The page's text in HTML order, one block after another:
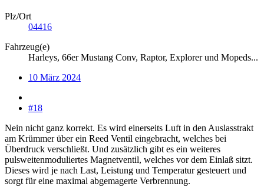
Plz/Ort
04416
Fahrzeug(e)
Harleys, 66er Mustang Conv, Raptor, Explorer und Mopeds...
10 März 2024
#18
Nein nicht ganz korrekt. Es wird einerseits Luft in den Auslasstrakt
am Krümmer über ein Reed Ventil eingebracht, welches bei
Überdruck verschließt. Und zusätzlich gibt es ein weiteres
pulsweitenmoduliertes Magnetventil, welches vor dem Einlaß sitzt.
Dieses wird je nach Last, Leistung und Temperatur gesteuert und
sorgt für eine maximal abgemagerte Verbrennung.